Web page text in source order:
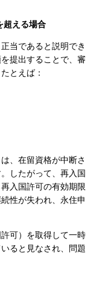
超える場合
当であると説明でき
提出することで、審
とえば：
、在留資格が中断さ
したがって、再入国
入国許可の有効期限
性が失われ、永住申
可）を取得して一時
ると見なされ、問題